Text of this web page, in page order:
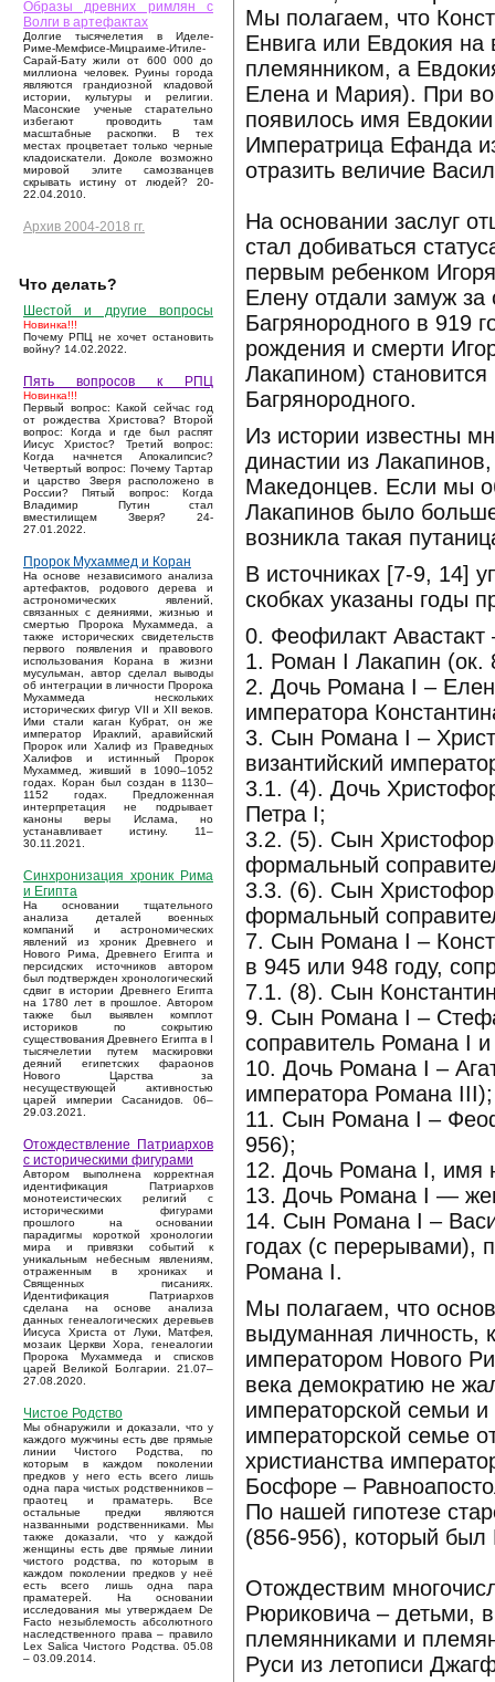
Образы древних римлян с
Волги в артефактах
Долгие тысячелетия в Иделе-
Риме-Мемфисе-Мицраиме-Итиле-
Сарай-Бату жили от 600 000 до
миллиона человек. Руины города
являются грандиозной кладовой
истории, культуры и религии.
Масонские ученые старательно
избегают проводить там
масштабные раскопки. В тех
местах процветает только черные
кладоискатели. Доколе возможно
мировой элите самозванцев
скрывать истину от людей? 20-
22.04.2010.
Архив 2004-2018 гг.
Что делать?
Шестой и другие вопросы
Новинка!!!
Почему РПЦ не хочет остановить
войну? 14.02.2022.
Пять вопросов к РПЦ
Новинка!!!
Первый вопрос: Какой сейчас год
от рождества Христова? Второй
вопрос: Когда и где был распят
Иисус Христос? Третий вопрос:
Когда начнется Апокалипсис?
Четвертый вопрос: Почему Тартар
и царство Зверя расположено в
России? Пятый вопрос: Когда
Владимир Путин стал
вместилищем Зверя? 24-
27.01.2022.
Пророк Мухаммед и Коран
На основе независимого анализа
артефактов, родового дерева и
астрономических явлений,
связанных с деяниями, жизнью и
смертью Пророка Мухаммеда, а
также исторических свидетельств
первого появления и правового
использования Корана в жизни
мусульман, автор сделал выводы
об интеграции в личности Пророка
Мухаммеда нескольких
исторических фигур VII и XII веков.
Ими стали каган Кубрат, он же
император Ираклий, аравийский
Пророк или Халиф из Праведных
Халифов и истинный Пророк
Мухаммед, живший в 1090–1052
годах. Коран был создан в 1130–
1152 годах. Предложенная
интерпретация не подрывает
каноны веры Ислама, но
устанавливает истину. 11–
30.11.2021.
Синхронизация хроник Рима
и Египта
На основании тщательного
анализа деталей военных
компаний и астрономических
явлений из хроник Древнего и
Нового Рима, Древнего Египта и
персидских источников автором
был подтвержден хронологический
сдвиг в истории Древнего Египта
на 1780 лет в прошлое. Автором
также был выявлен комплот
историков по сокрытию
существования Древнего Египта в I
тысячелетии путем маскировки
деяний египетских фараонов
Нового Царства за
несуществующей активностью
царей империи Сасанидов. 06–
29.03.2021.
Отождествление Патриархов
с историческими фигурами
Автором выполнена корректная
идентификация Патриархов
монотеистических религий с
историческими фигурами
прошлого на основании
парадигмы короткой хронологии
мира и привязки событий к
уникальным небесным явлениям,
отраженным в хрониках и
Священных писаниях.
Идентификация Патриархов
сделана на основе анализа
данных генеалогических деревьев
Иисуса Христа от Луки, Матфея,
мозаик Церкви Хора, генеалогии
Пророка Мухаммеда и списков
царей Великой Болгарии. 21.07–
27.08.2020.
Чистое Родство
Мы обнаружили и доказали, что у
каждого мужчины есть две прямые
линии Чистого Родства, по
которым в каждом поколении
предков у него есть всего лишь
одна пара чистых родственников –
праотец и праматерь. Все
остальные предки являются
названными родственниками. Мы
также доказали, что у каждой
женщины есть две прямые линии
чистого родства, по которым в
каждом поколении предков у неё
есть всего лишь одна пара
праматерей. На основании
исследования мы утверждаем De
Facto незыблемость абсолютного
наследственного права – правило
Lex Salica Чистого Родства. 05.08
– 03.09.2014.
Мы полагаем, что
Енвига или Евдокия
племянником, а
Елена и Мария). При
появилось имя
Императрица Ефанда
отразить величие
На основании заслуг
стал добиваться
первым ребенком
Елену отдали замуж за
Багрянородного в 919
рождения и смерти
Лакапином)
Багрянородного.
Из истории известны
династии из
Македонцев. Если мы
Лакапинов было
возникла такая
В источниках [7-9, 14]
скобках указаны годы
0. Феофилакт
1. Роман I Лакапин
2. Дочь Романа I –
императора
3. Сын Романа I –
византийский
3.1. (4). Дочь
Петра I;
3.2. (5). Сын
формальный
3.3. (6). Сын
формальный
7. Сын Романа I –
в 945 или 948 году,
7.1. (8). Сын
9. Сын Романа I –
соправитель Романа I
10. Дочь Романа I –
императора Романа III);
11. Сын Романа I –
956);
12. Дочь Романа I, имя
13. Дочь Романа I —
14. Сын Романа I –
годах (с перерывами),
Романа I.
Мы полагаем, что
выдуманная личность,
императором Нового
века демократию не
императорской семьи
императорской семье
христианства
Босфоре –
По нашей гипотезе
(856-956), который был
Отождествим
Рюриковича – детьми,
племянниками и
Руси из летописи